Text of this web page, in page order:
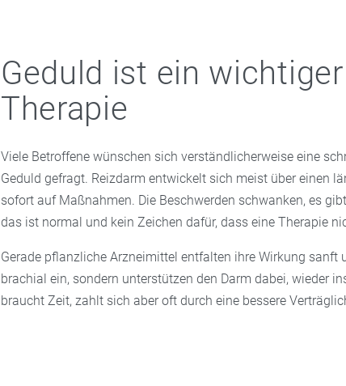
Geduld ist ein
Therapie
Viele Betroffene wünschen sich verständlicherweise eine
Geduld gefragt. Reizdarm entwickelt sich meist über einen
sofort auf Maßnahmen. Die Beschwerden schwanken, es
das ist normal und kein Zeichen dafür, dass eine Therapie
Gerade pflanzliche Arzneimittel entfalten ihre Wirkung sanft
brachial ein, sondern unterstützen den Darm dabei, wieder
braucht Zeit, zahlt sich aber oft durch eine bessere